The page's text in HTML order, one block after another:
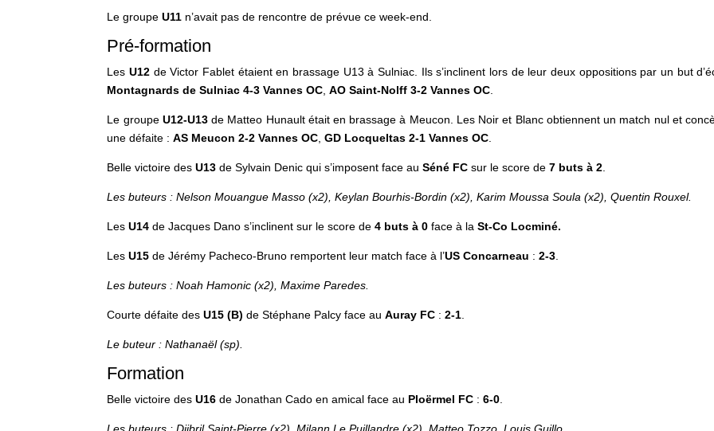
Le groupe U11 n’avait pas de rencontre de prévue ce week-end.
Pré-formation
LesU12 de Victor Fablet étaient en brassage U13 à Sulniac. Ils s’inclinent lors de leur deux oppositions par un but
Montagnards de Sulniac 4-3 Vannes OC AO Saint-Nolff 3-2 Vannes OC
Le groupe U12-U13de Matteo Hunault était en brassage à Meucon. Les Noir et Blanc obtiennent un match nul et
une défaite :AS Meucon 2-2 Vannes OC ,GD Locqueltas 2-1 Vannes OC
Belle victoire des U13 de Sylvain Denic qui s’imposent face auSéné FCsur le score de7 buts à 2
Les buteurs : Nelson Mouangue Masso (x2), Keylan Bourhis-Bordin (x2), Karim Moussa Soula (x2), Quentin Rouxel.
LesU14 de Jacques Dano s’inclinent sur le score de4 buts à 0 face à laSt-Co Locminé.
LesU15 de Jérémy Pacheco-Bruno remportent leur match face à l’US Concarneau :2-3
Les buteurs : Noah Hamonic (x2), Maxime Paredes.
Courte défaite desU15 (B)de Stéphane Palcy face auAuray FC :2-1
Le buteur : Nathanaël (sp).
Formation
Belle victoire desU16 de Jonathan Cado en amical face au Ploërmel FC :6-0